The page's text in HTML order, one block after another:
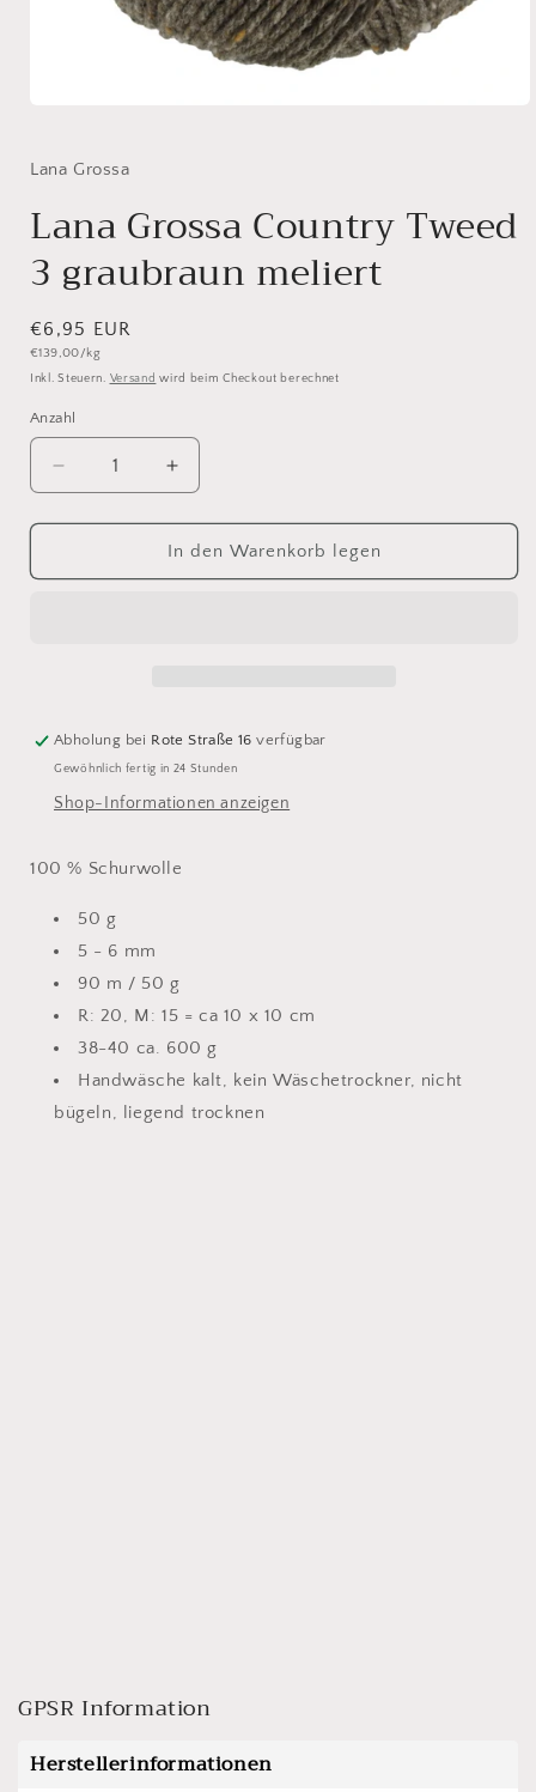
Modal
Lana Grossa
Lana Grossa Country Tweed
3 graubraun meliert
Normaler
Preis
€6,95 EUR
Grundpreis
€139,00/kg
Inkl. Steuern. Versand wird beim Checkout berechnet
Anzahl
Anzahl
Verringere
die
Menge
Lana
Erhöhe
die
Menge
für
Lana
meliert
In den Warenkorb legen
Abholung bei Rote Straße 16 verfügbar
Gewöhnlich fertig in 24 Stunden
Shop-Informationen anzeigen
100 % Schurwolle
50 g
5 - 6 mm
90 m / 50 g
R: 20, M: 15 = ca 10 x 10 cm
38-40 ca. 600 g
Handwäsche kalt, kein Wäschetrockner, nicht
bügeln, liegend trocknen
GPSR Information
Herstellerinformationen